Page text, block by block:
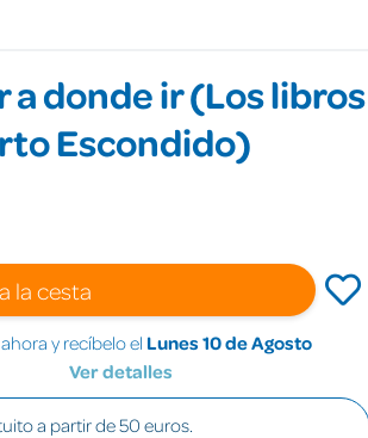
a donde ir (Los libros
Escondido)
la cesta
y recíbelo el Lunes 10 de Agosto
Ver detalles
a partir de 50 euros.